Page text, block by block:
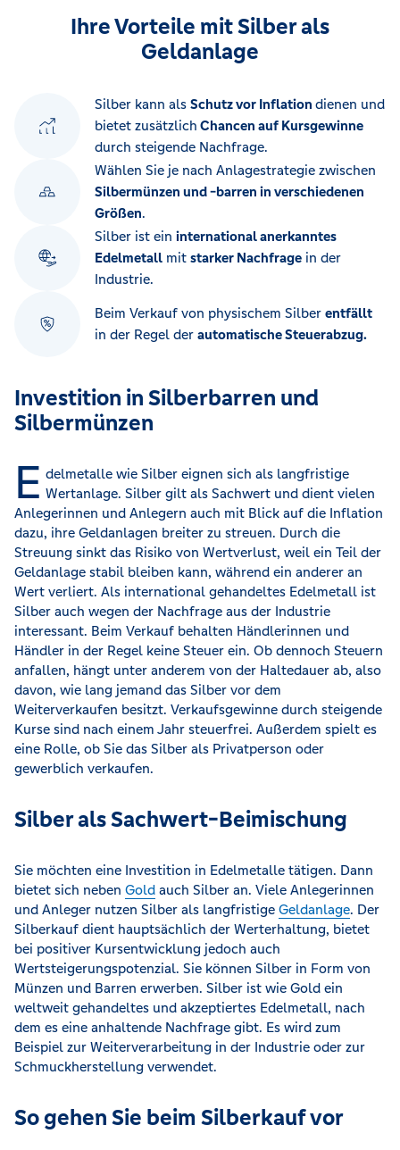
Ihre Vorteile mit Silber als
Geldanlage
Silber kann als Schutz vor Inflation dienen und
bietet zusätzlich Chancen auf Kursgewinne
durch steigende Nachfrage.
Wählen Sie je nach Anlagestrategie zwischen
Silbermünzen und -barren in verschiedenen
Größen.
Silber ist ein international anerkanntes
Edelmetall mit starker Nachfrage in der
Industrie.
Beim Verkauf von physischem Silber entfällt
in der Regel der automatische Steuerabzug.
Investition in Silberbarren und
Silbermünzen
E delmetalle wie Silber eignen sich als langfristige
Wertanlage. Silber gilt als Sachwert und dient vielen
Anlegerinnen und Anlegern auch mit Blick auf die Inflation
dazu, ihre Geldanlagen breiter zu streuen. Durch die
Streuung sinkt das Risiko von Wertverlust, weil ein Teil der
Geldanlage stabil bleiben kann, während ein anderer an
Wert verliert. Als international gehandeltes Edelmetall ist
Silber auch wegen der Nachfrage aus der Industrie
interessant. Beim Verkauf behalten Händlerinnen und
Händler in der Regel keine Steuer ein. Ob dennoch Steuern
anfallen, hängt unter anderem von der Haltedauer ab, also
davon, wie lang jemand das Silber vor dem
Weiterverkaufen besitzt. Verkaufsgewinne durch steigende
Kurse sind nach einem Jahr steuerfrei. Außerdem spielt es
eine Rolle, ob Sie das Silber als Privatperson oder
gewerblich verkaufen.
Silber als Sachwert-Beimischung
Sie möchten eine Investition in Edelmetalle tätigen. Dann
bietet sich neben Gold auch Silber an. Viele Anlegerinnen
und Anleger nutzen Silber als langfristige Geldanlage. Der
Silberkauf dient hauptsächlich der Werterhaltung, bietet
bei positiver Kursentwicklung jedoch auch
Wertsteigerungspotenzial. Sie können Silber in Form von
Münzen und Barren erwerben. Silber ist wie Gold ein
weltweit gehandeltes und akzeptiertes Edelmetall, nach
dem es eine anhaltende Nachfrage gibt. Es wird zum
Beispiel zur Weiterverarbeitung in der Industrie oder zur
Schmuckherstellung verwendet.
So gehen Sie beim Silberkauf vor